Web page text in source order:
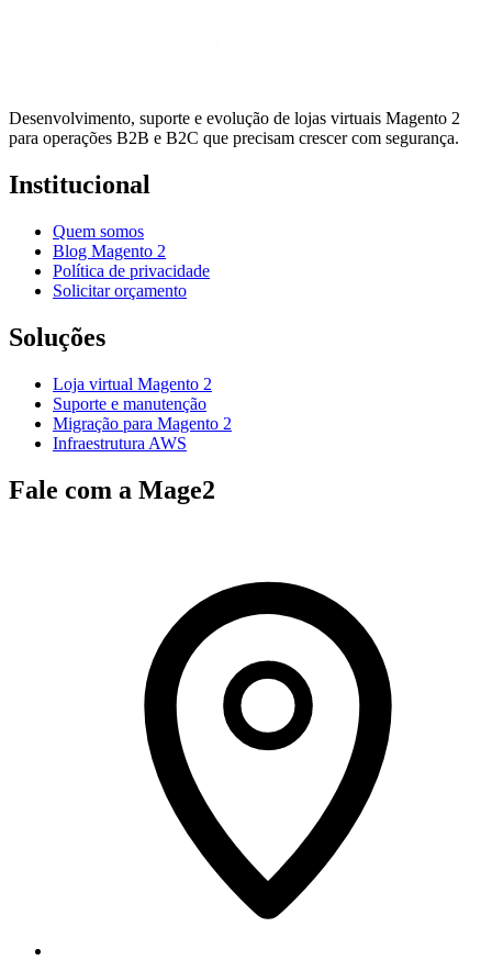
Desenvolvimento, suporte e evolução de lojas virtuais Magento 2
para operações B2B e B2C que precisam crescer com segurança.
Institucional
Quem somos
Blog Magento 2
Política de privacidade
Solicitar orçamento
Soluções
Loja virtual Magento 2
Suporte e manutenção
Migração para Magento 2
Infraestrutura AWS
Fale com a Mage2